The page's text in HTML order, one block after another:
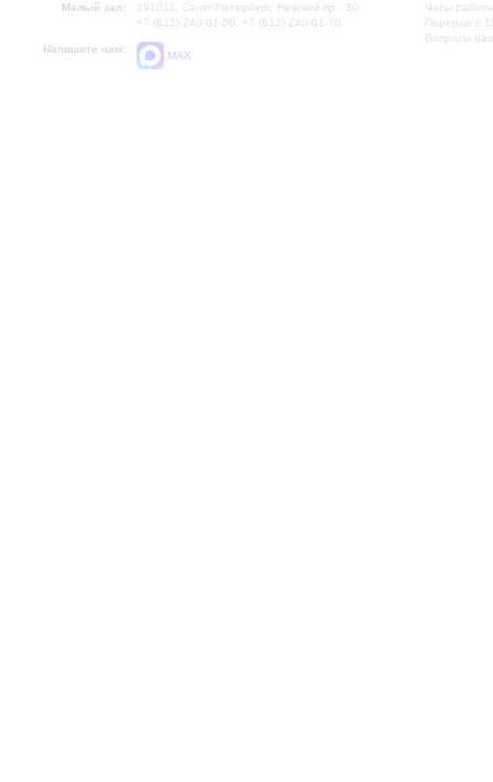
Малый зал:
191011, Санкт-Петербург, Невский пр., 30
+7 (812) 240-01-00, +7 (812) 240-01-70
Напишите нам:
MAX
Часы
Перерыв с
Вопросы